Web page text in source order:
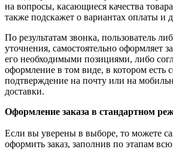
на вопросы, касающиеся качества
также подскажет о вариантах оплаты и
По результатам звонка, пользователь
уточнения, самостоятельно оформляет
его необходимыми позициями, либо
оформление в том виде, в котором есть
подтверждение на почту или на
доставки.
Оформление заказа в стандартном
Если вы уверены в выборе, то можете
оформить заказ, заполнив по этапам